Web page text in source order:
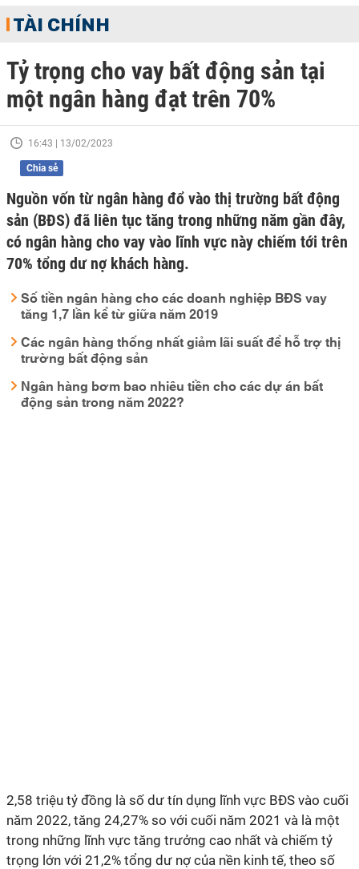
TÀI CHÍNH
Tỷ trọng cho vay bất động sản tại
một ngân hàng đạt trên 70%
16:43 | 13/02/2023
Chia sẻ
Nguồn vốn từ ngân hàng đổ vào thị trường bất động
sản (BĐS) đã liên tục tăng trong những năm gần đây,
có ngân hàng cho vay vào lĩnh vực này chiếm tới trên
70% tổng dư nợ khách hàng.
Số tiền ngân hàng cho các doanh nghiệp BĐS vay
tăng 1,7 lần kể từ giữa năm 2019
Các ngân hàng thống nhất giảm lãi suất để hỗ trợ thị
trường bất động sản
Ngân hàng bơm bao nhiêu tiền cho các dự án bất
động sản trong năm 2022?
2,58 triệu tỷ đồng là số dư tín dụng lĩnh vực BĐS vào cuối
năm 2022, tăng 24,27% so với cuối năm 2021 và là một
trong những lĩnh vực tăng trưởng cao nhất và chiếm tỷ
trọng lớn với 21,2% tổng dư nợ của nền kinh tế, theo số